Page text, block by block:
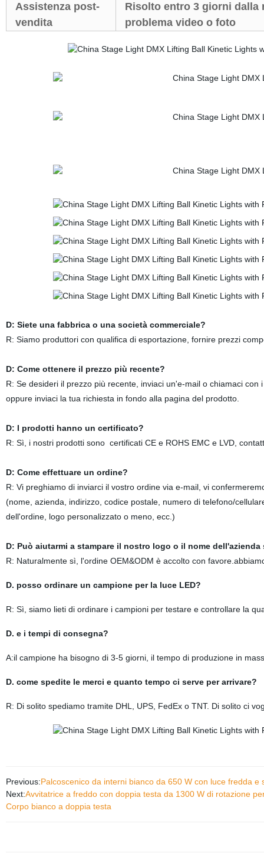
Assistenza post-
vendita
Risolto entro 3 giorni dalla
problema video o foto
D: Siete una fabbrica o una società commerciale?
R: Siamo produttori con qualifica di esportazione, fornire prezzi
D: Come ottenere il prezzo più recente?
R: Se desideri il prezzo più recente, inviaci un'e-mail o chiamaci
oppure inviaci la tua richiesta in fondo alla pagina del prodotto.
D: I prodotti hanno un certificato?
R: Sì, i nostri prodotti sono certificati CE e ROHS EMC e LVD,
D: Come effettuare un ordine?
R: Vi preghiamo di inviarci il vostro ordine via e-mail, vi
(nome, azienda, indirizzo, codice postale, numero di telefono/
dell'ordine, logo personalizzato o meno, ecc.)
D: Può aiutarmi a stampare il nostro logo o il nome
R: Naturalmente sì, l'ordine OEM&ODM è accolto con
D. posso ordinare un campione per la luce LED?
R: Sì, siamo lieti di ordinare i campioni per testare e controllare la
D. e i tempi di consegna?
A:il campione ha bisogno di 3-5 giorni, il tempo di produzione in
D. come spedite le merci e quanto tempo ci serve per arrivare?
R: Di solito spediamo tramite DHL, UPS, FedEx o TNT. Di solito ci
Previous:Palcoscenico da interni bianco da 650 W con luce fredda
Next:Avvitatrice a freddo con doppia testa da 1300 W di rotazione
Corpo bianco a doppia testa